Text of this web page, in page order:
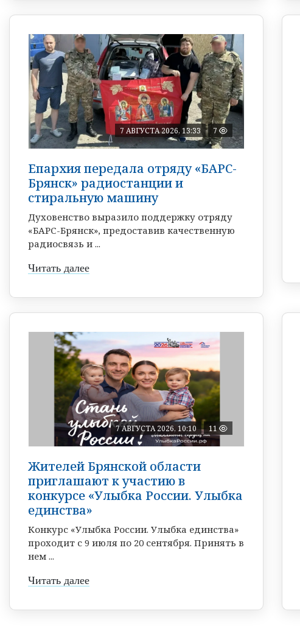
7 АВГУСТА 2026, 13:33 7
Епархия передала отряду «БАРС-
Брянск» радиостанции и
стиральную машину
Духовенство выразило поддержку отряду
«БАРС-Брянск», предоставив качественную
радиосвязь и ...
Читать далее
7 АВГУСТА 2026, 10:10 11
Жителей Брянской области
приглашают к участию в
конкурсе «Улыбка России. Улыбка
единства»
Конкурс «Улыбка России. Улыбка единства»
проходит с 9 июля по 20 сентября. Принять в
нем ...
Читать далее